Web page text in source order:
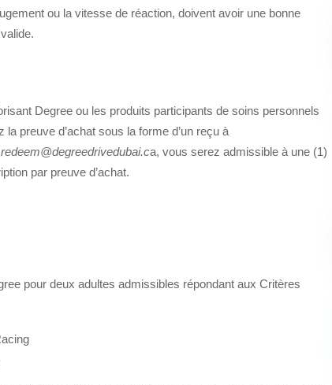
ou la vitesse de réaction, doivent avoir une bonne
Degree ou les produits participants de soins personnels
preuve d’achat sous la forme d’un reçu à
redeem@degreedrivedubai.ca, vous serez admissible à une (1)
par preuve d’achat.
pour deux adultes admissibles répondant aux Critères